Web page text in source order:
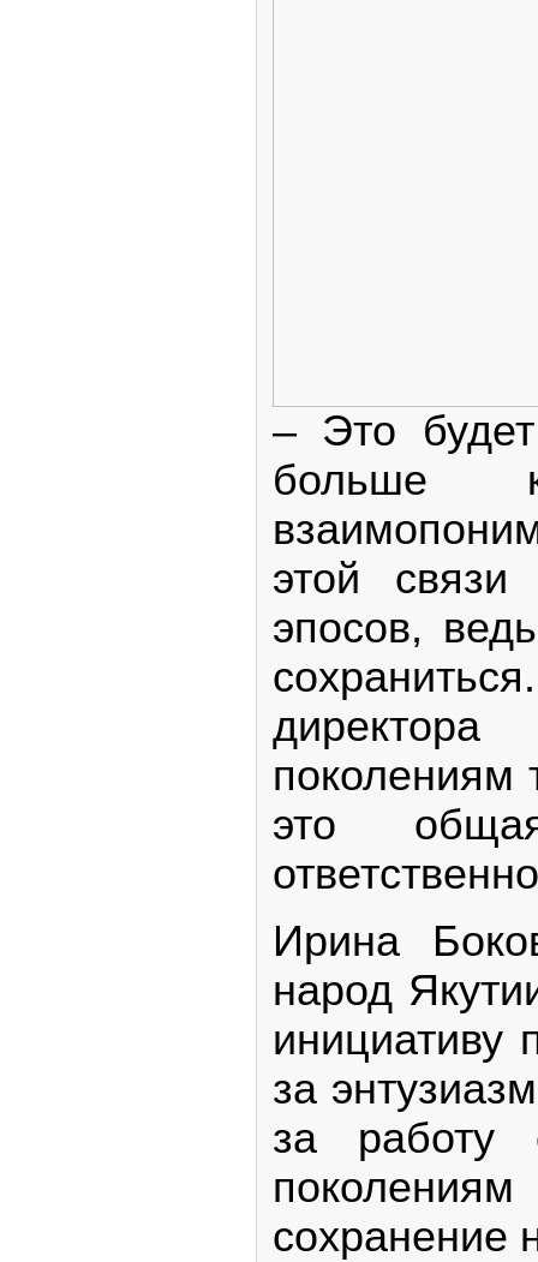
– Это
больше
этой связи
эпосов,
поколениям
это
Ирина
народ
инициативу
за
за работу
сохранение